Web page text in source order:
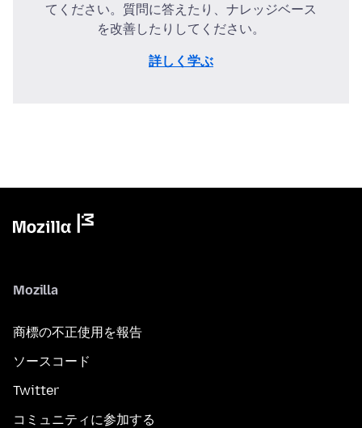
てください。質問に答えたり、ナレッジベース
を改善したりしてください。
詳しく学ぶ
Mozilla
商標の不正使用を報告
ソースコード
Twitter
コミュニティに参加する